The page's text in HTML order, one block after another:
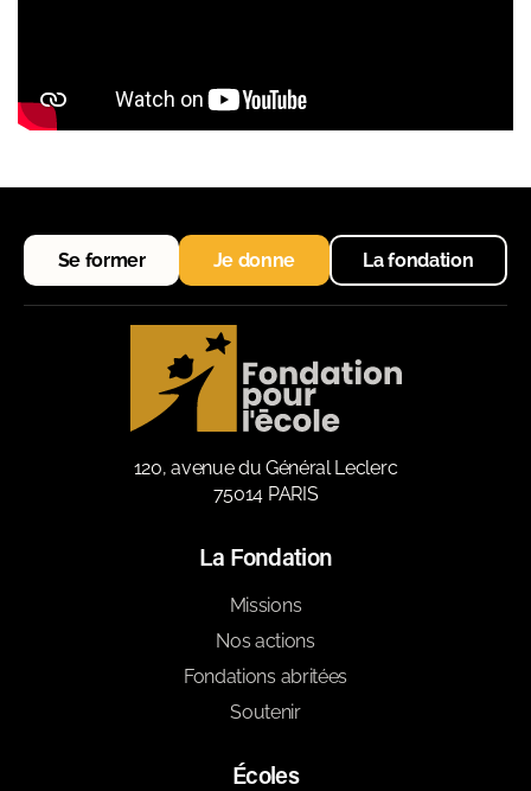
Se former Je donne La fondation
120, avenue du Général Leclerc
75014 PARIS
La Fondation
Missions
Nos actions
Fondations abritées
Soutenir
Écoles